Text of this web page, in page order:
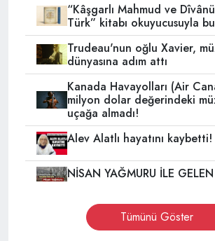
“Kâşgarlı Mahmud ve
Türk” kitabı okuyucusuyla
Trudeau'nun oğlu Xavier,
dünyasına adım attı
Kanada Havayolları (Air
milyon dolar değerindeki
uçağa almadı!
Alev Alatlı hayatını kaybetti!
NİSAN YAĞMURU İLE
Tümünü Göster